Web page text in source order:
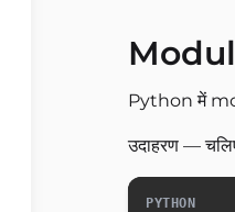
Python में
उदाहरण —
PYTHON